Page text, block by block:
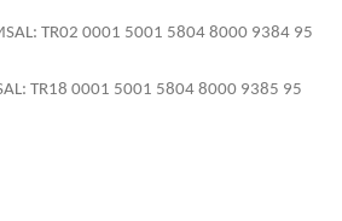
TR02 0001 5001 5804 8000 9384 95
TR18 0001 5001 5804 8000 9385 95